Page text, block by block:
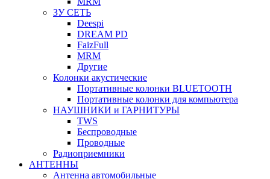
ЗУ СЕТЬ
Deespi
DREAM PD
FaizFull
MRM
Другие
Колонки акустические
Портативные колонки BLUETOOTH
Портативные колонки для компьютера
НАУШНИКИ и ГАРНИТУРЫ
TWS
Беспроводные
Проводные
Радиоприемники
АНТЕННЫ
Антенна автомобильные